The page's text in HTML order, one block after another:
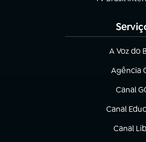
(abre em
A Voz do
(abre em
Agência
(abre em
Canal
(abre
Canal
(abre em
Canal
(abre em